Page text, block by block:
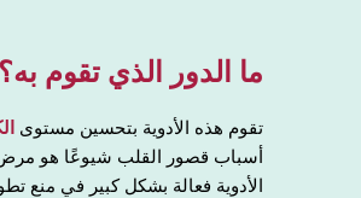
ما الدور الذي تقوم به؟
تقوم هذه الأدوية بتحسين مستوى
أسباب قصور القلب شيوعًا هو
الأدوية فعالة بشكل كبير في منع